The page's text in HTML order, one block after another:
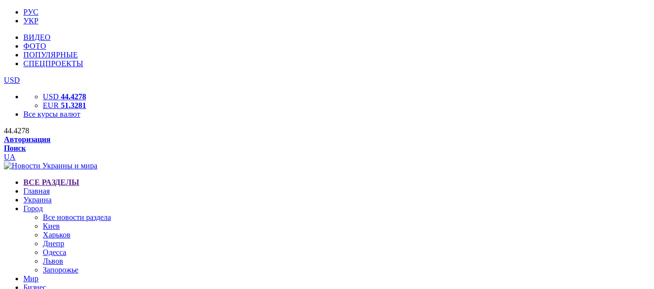
РУС
УКР
ВИДЕО
ФОТО
ПОПУЛЯРНЫЕ
СПЕЦПРОЕКТЫ
USD
USD 44.4278
EUR 51.3281
Все курсы валют
44.4278
Авторизация
Поиск
UA
ВСЕ РАЗДЕЛЫ
Главная
Украина
Город
Все новости раздела
Киев
Харьков
Днепр
Одесса
Львов
Запорожье
Мир
Бизнес